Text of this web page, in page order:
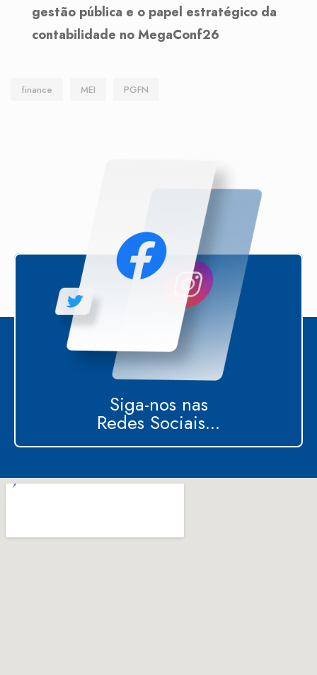
gestão pública e o papel estratégico da
contabilidade no MegaConf26
finance MEI PGFN
Siga-nos nas
Redes Sociais...